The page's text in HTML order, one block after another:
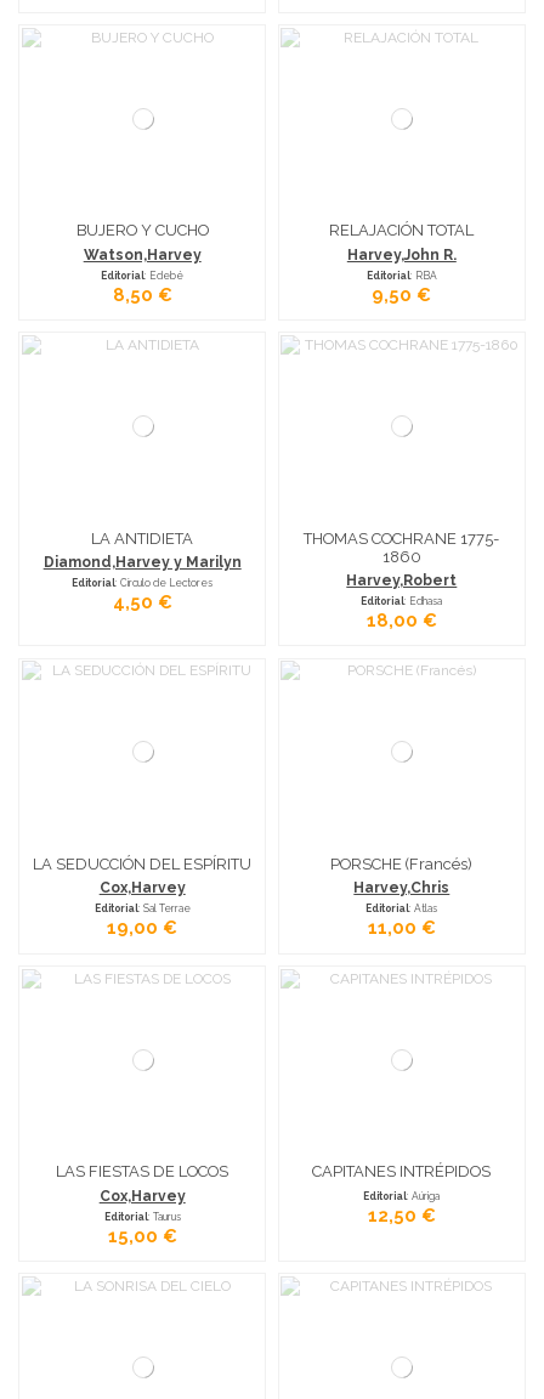
BUJERO Y CUCHO
Watson,Harvey
Editorial: Edebé
8,50 €
RELAJACIÓN TOTAL
Harvey,John R.
Editorial: RBA
9,50 €
LA ANTIDIETA
Diamond,Harvey y Marilyn
Editorial: Círculo de Lectores
4,50 €
THOMAS COCHRANE 1775-
1860
Harvey,Robert
Editorial: Edhasa
18,00 €
LA SEDUCCIÓN DEL ESPÍRITU
Cox,Harvey
Editorial: Sal Terrae
19,00 €
PORSCHE (Francés)
Harvey,Chris
Editorial: Atlas
11,00 €
LAS FIESTAS DE LOCOS
Cox,Harvey
Editorial: Taurus
15,00 €
CAPITANES INTRÉPIDOS
Editorial: Aúriga
12,50 €